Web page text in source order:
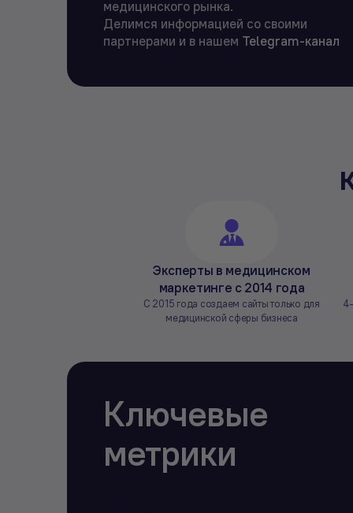
медицинского рынка.
Делимся информацией со своими
партнерами и в нашем Telegram-канал
Эксперты в медицинском
маркетинге с 2014 года
С 2015 года создаем сайты только для
медицинской сферы бизнеса
Ключевые
метрики